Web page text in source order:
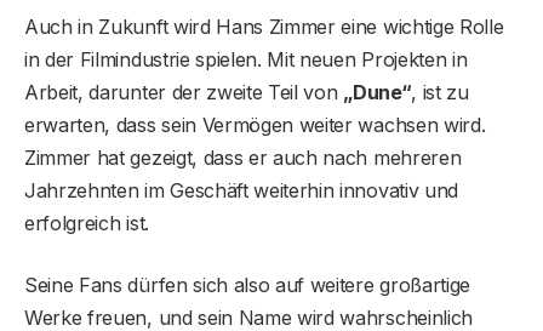
Auch in Zukunft wird Hans Zimmer eine wichtige Rolle
in der Filmindustrie spielen. Mit neuen Projekten in
Arbeit, darunter der zweite Teil von „Dune“, ist zu
erwarten, dass sein Vermögen weiter wachsen wird.
Zimmer hat gezeigt, dass er auch nach mehreren
Jahrzehnten im Geschäft weiterhin innovativ und
erfolgreich ist.
Seine Fans dürfen sich also auf weitere großartige
Werke freuen, und sein Name wird wahrscheinlich